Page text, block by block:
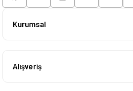
Kurumsal
Alışveriş